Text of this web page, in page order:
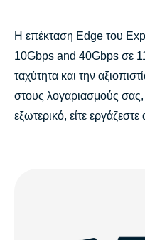
Η επέκταση Edge του
10Gbps and 40Gbps σε
ταχύτητα και την
στους λογαριασμούς σας,
εξωτερικό, είτε